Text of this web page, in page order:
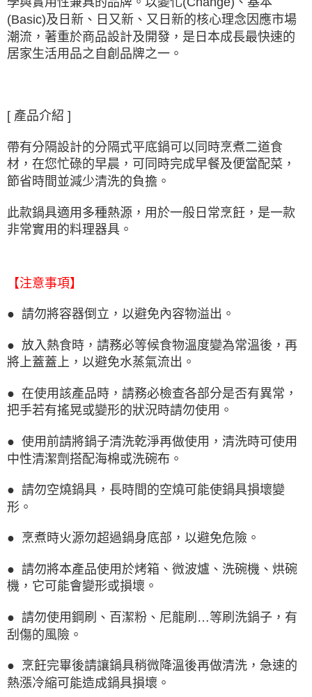
(Basic)及日新、日又新、又日新的核心理念因應市場
潮流，著重於商品設計及開發，是日本成長最快速的
居家生活用品之自創品牌之一。
[ 產品介紹 ]
帶有分隔設計的分隔式平底鍋可以同時烹煮二道食
材，在您忙碌的早晨，可同時完成早餐及便當配菜，
節省時間並減少清洗的負擔。
此款鍋具適用多種熱源，用於一般日常烹飪，是一款
非常實用的料理器具。
【注意事項】
● 請勿將容器倒立，以避免內容物溢出。
● 放入熱食時，請務必等候食物溫度變為常溫後，再
將上蓋蓋上，以避免水蒸氣流出。
● 在使用該產品時，請務必檢查各部分是否有異常，
把手若有搖晃或變形的狀況時請勿使用。
● 使用前請將鍋子清洗乾淨再做使用，清洗時可使用
中性清潔劑搭配海棉或洗碗布。
● 請勿空燒鍋具，長時間的空燒可能使鍋具損壞變
形。
● 烹煮時火源勿超過鍋身底部，以避免危險。
● 請勿將本產品使用於烤箱、微波爐、洗碗機、烘碗
機，它可能會變形或損壞。
● 請勿使用鋼刷、百潔粉、尼龍刷…等刷洗鍋子，有
刮傷的風險。
● 烹飪完畢後請讓鍋具稍微降溫後再做清洗，急速的
熱漲冷縮可能造成鍋具損壞。